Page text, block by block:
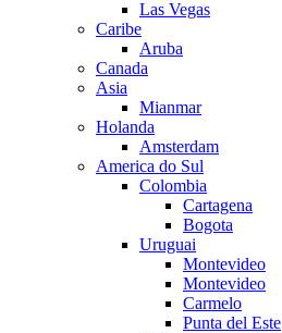
Las Vegas
Caribe
Aruba
Canada
Asia
Mianmar
Holanda
Amsterdam
America do Sul
Colombia
Cartagena
Bogota
Uruguai
Montevideo
Montevideo
Carmelo
Punta del Este